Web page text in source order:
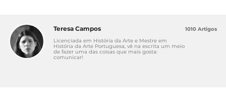
Teresa Campos
Licenciada em História da Arte e Mestre em
História da Arte Portuguesa, vê na escrita um meio
de fazer uma das coisas que mais gosta:
comunicar!
1010 Artigos